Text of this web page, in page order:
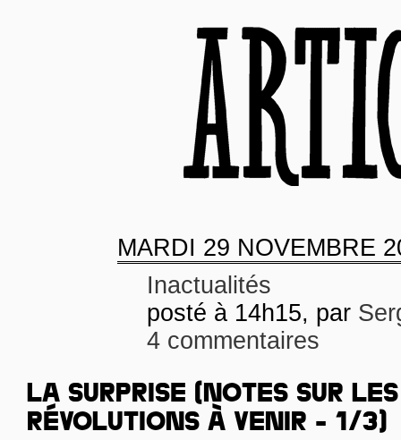
MARDI 29 NOVEMBRE
Inactualités
posté à 14h15, par
4 commentaires
LA SURPRISE (NOTES SUR LES
RÉVOLUTIONS À VENIR - 1/3)